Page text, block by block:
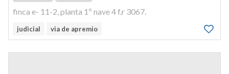
finca e- 11-2, planta 1º nave 4 f.r 3067.
judicial via de apremio